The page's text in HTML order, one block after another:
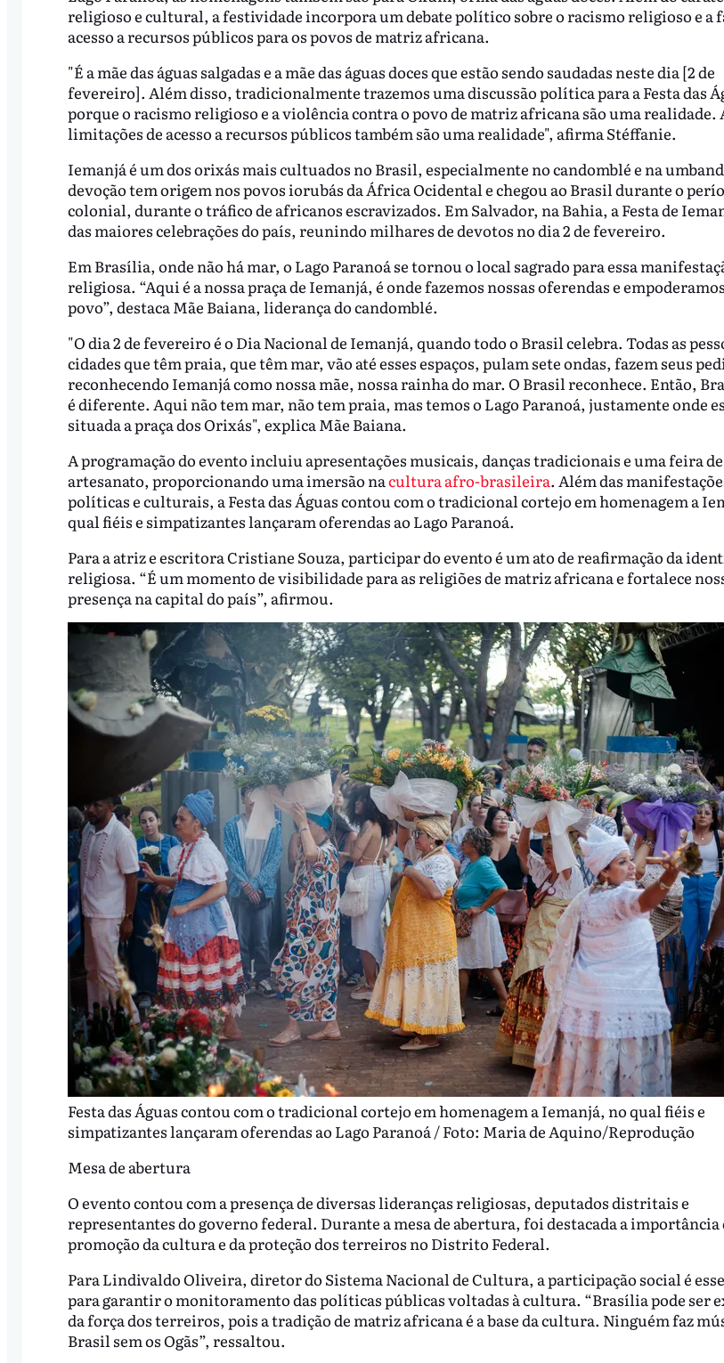
religioso e cultural, a festividade incorpora um debate político sobre o racismo religioso e a
acesso a recursos públicos para os povos de matriz africana.
"É a mãe das águas salgadas e a mãe das águas doces que estão sendo saudadas neste dia [2 de
fevereiro]. Além disso, tradicionalmente trazemos uma discussão política para a Festa das
porque o racismo religioso e a violência contra o povo de matriz africana são uma realidade.
limitações de acesso a recursos públicos também são uma realidade", afirma Stéffanie.
Iemanjá é um dos orixás mais cultuados no Brasil, especialmente no candomblé e na
devoção tem origem nos povos iorubás da África Ocidental e chegou ao Brasil durante o
colonial, durante o tráfico de africanos escravizados. Em Salvador, na Bahia, a Festa de
das maiores celebrações do país, reunindo milhares de devotos no dia 2 de fevereiro.
Em Brasília, onde não há mar, o Lago Paranoá se tornou o local sagrado para essa
religiosa. “Aqui é a nossa praça de Iemanjá, é onde fazemos nossas oferendas e
povo”, destaca Mãe Baiana, liderança do candomblé.
"O dia 2 de fevereiro é o Dia Nacional de Iemanjá, quando todo o Brasil celebra. Todas as
cidades que têm praia, que têm mar, vão até esses espaços, pulam sete ondas, fazem seus
reconhecendo Iemanjá como nossa mãe, nossa rainha do mar. O Brasil reconhece. Então,
é diferente. Aqui não tem mar, não tem praia, mas temos o Lago Paranoá, justamente onde
situada a praça dos Orixás", explica Mãe Baiana.
A programação do evento incluiu apresentações musicais, danças tradicionais e uma feira de
artesanato, proporcionando uma imersão nacultura afro-brasileira. Além das
políticas e culturais, a Festa das Águas contou com o tradicional cortejo em homenagem a
qual fiéis e simpatizantes lançaram oferendas ao Lago Paranoá.
Para a atriz e escritora Cristiane Souza, participar do evento é um ato de reafirmação da
religiosa. “É um momento de visibilidade para as religiões de matriz africana e fortalece
presença na capital do país”, afirmou.
Festa das Águas contou com o tradicional cortejo em homenagem a Iemanjá, no qual fiéis e
simpatizantes lançaram oferendas ao Lago Paranoá / Foto: Maria de Aquino/Reprodução
Mesa de abertura
O evento contou com a presença de diversas lideranças religiosas, deputados distritais e
representantes do governo federal. Durante a mesa de abertura, foi destacada a importância
promoção da cultura e da proteção dos terreiros no Distrito Federal.
Para Lindivaldo Oliveira, diretor do Sistema Nacional de Cultura, a participação social é
para garantir o monitoramento das políticas públicas voltadas à cultura. “Brasília pode ser
da força dos terreiros, pois a tradição de matriz africana é a base da cultura. Ninguém faz
Brasil sem os Ogãs”, ressaltou.